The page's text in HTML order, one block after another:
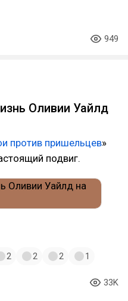
949
Оливии Уайлд
против пришельцев»
подвиг.
2 2 2 1
33K